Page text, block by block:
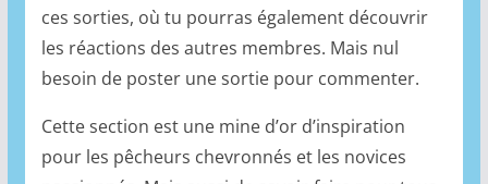
ces sorties, où tu pourras également découvrir
les réactions des autres membres. Mais nul
besoin de poster une sortie pour commenter.
Cette section est une mine d’or d’inspiration
pour les pêcheurs chevronnés et les novices